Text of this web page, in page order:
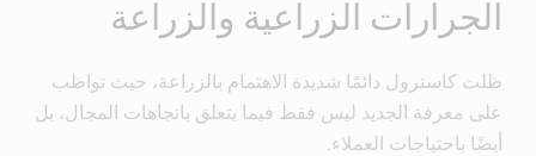
الجرارات الزراعية والزراعة
ظلت كاسترول دائمًا شديدة الاهتمام بالزراعة، حيث تواظب
على معرفة الجديد ليس فقط فيما يتعلق باتجاهات المجال، بل
أيضًا باحتياجات العملاء.